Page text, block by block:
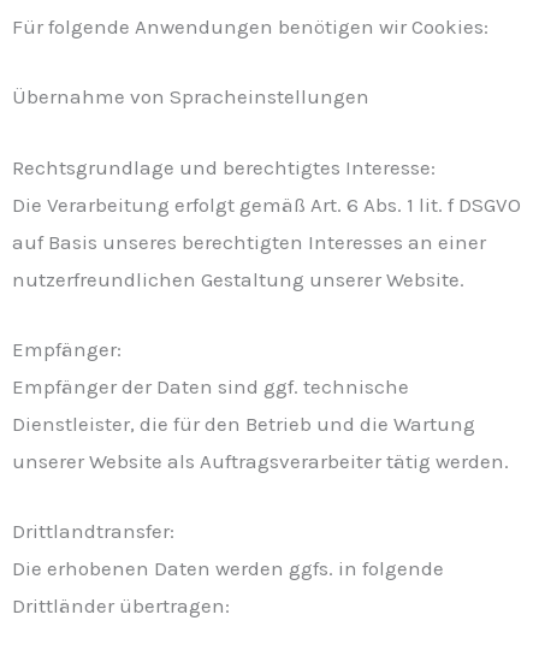
Für folgende Anwendungen benötigen wir Cookies:
Übernahme von Spracheinstellungen
Rechtsgrundlage und berechtigtes Interesse:
Die Verarbeitung erfolgt gemäß Art. 6 Abs. 1 lit. f DSGVO
auf Basis unseres berechtigten Interesses an einer
nutzerfreundlichen Gestaltung unserer Website.
Empfänger:
Empfänger der Daten sind ggf. technische
Dienstleister, die für den Betrieb und die Wartung
unserer Website als Auftragsverarbeiter tätig werden.
Drittlandtransfer:
Die erhobenen Daten werden ggfs. in folgende
Drittländer übertragen: